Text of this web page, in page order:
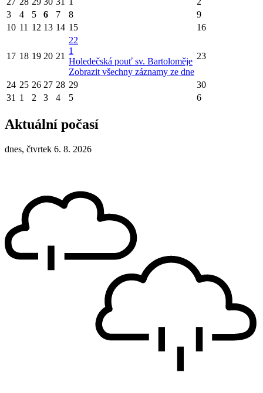
3
4 5 6 7 8
9
10 11 12 13 14 15 16
17 18 19 20 21
22
1
Holedečská pouť sv. Bartoloměje
Zobrazit všechny záznamy ze dne
23
24 25 26 27 28 29
30
31 1 2 3 4 5 6
Aktuální počasí
dnes, čtvrtek 6. 8. 2026